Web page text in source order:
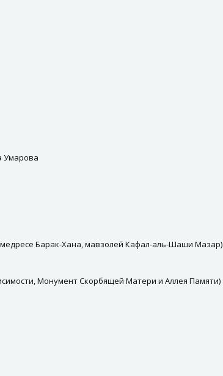
Умарова
Барак-Хана, мавзолей Кафал-аль-Шаши Мазар)
Монумент Скорбящей Матери и Аллея Памяти)